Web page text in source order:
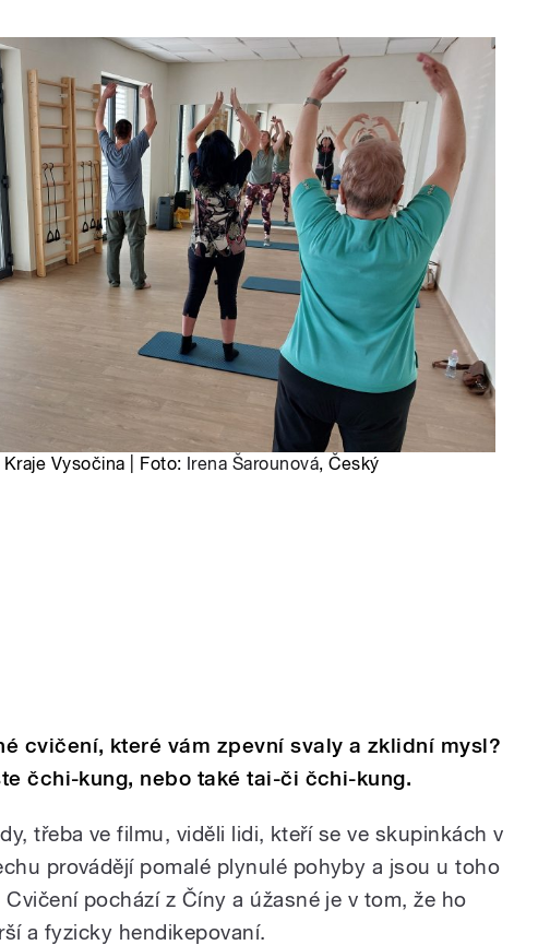
Vysočina | Foto: Irena Šarounová, Český
cvičení, které vám zpevní svaly a zklidní mysl?
čchi-kung, nebo také tai-či čchi-kung.
třeba ve filmu, viděli lidi, kteří se ve skupinkách v
provádějí pomalé plynulé pohyby a jsou u toho
pochází z Číny a úžasné je v tom, že ho
a fyzicky hendikepovaní.